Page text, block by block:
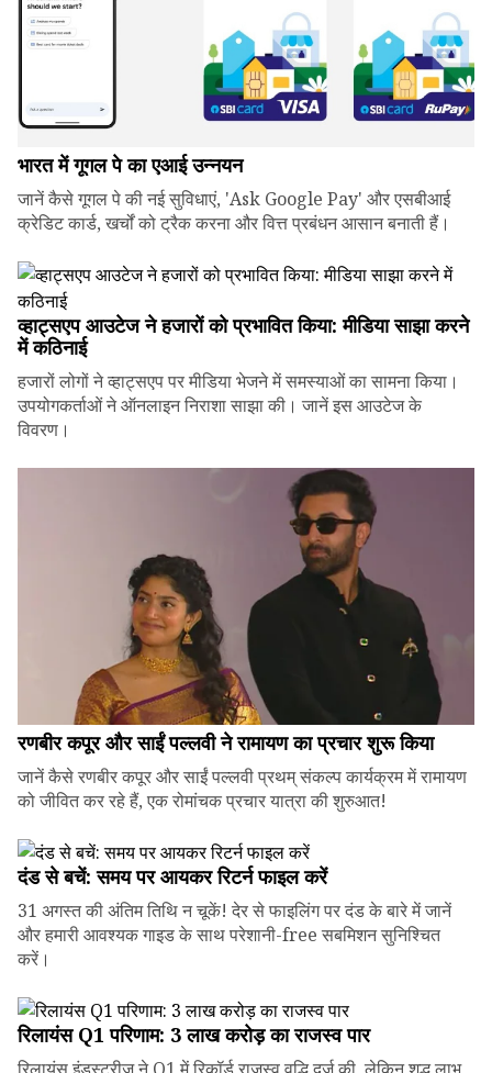
भारत में गूगल पे का एआई उन्नयन
जानें कैसे गूगल पे की नई सुविधाएं, 'Ask Google Pay' और एसबीआई
क्रेडिट कार्ड, खर्चों को ट्रैक करना और वित्त प्रबंधन आसान बनाती हैं।
व्हाट्सएप आउटेज ने हजारों को प्रभावित किया: मीडिया साझा करने
में कठिनाई
हजारों लोगों ने व्हाट्सएप पर मीडिया भेजने में समस्याओं का सामना किया।
उपयोगकर्ताओं ने ऑनलाइन निराशा साझा की। जानें इस आउटेज के
विवरण।
रणबीर कपूर और साईं पल्लवी ने रामायण का प्रचार शुरू किया
जानें कैसे रणबीर कपूर और साईं पल्लवी प्रथम् संकल्प कार्यक्रम में रामायण
को जीवित कर रहे हैं, एक रोमांचक प्रचार यात्रा की शुरुआत!
दंड से बचें: समय पर आयकर रिटर्न फाइल करें
31 अगस्त की अंतिम तिथि न चूकें! देर से फाइलिंग पर दंड के बारे में जानें
और हमारी आवश्यक गाइड के साथ परेशानी-free सबमिशन सुनिश्चित
करें।
रिलायंस Q1 परिणाम: ₹3 लाख करोड़ का राजस्व पार